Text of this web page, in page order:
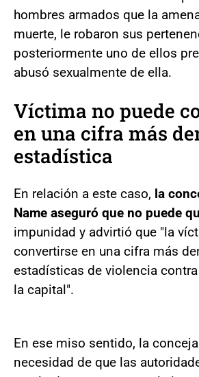
hombres armados que la
muerte, le robaron sus
posteriormente uno de ellos
abusó sexualmente de ella.
Víctima no puede
en una cifra más
estadística
En relación a este caso, la
Name aseguró que no puede
impunidad y advirtió que "la
convertirse en una cifra más
estadísticas de violencia
la capital".
En ese miso sentido, la
necesidad de que las